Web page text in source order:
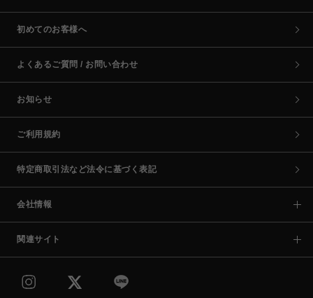
初めてのお客様へ
よくあるご質問 / お問い合わせ
お知らせ
ご利用規約
特定商取引法など法令に基づく表記
会社情報
関連サイト